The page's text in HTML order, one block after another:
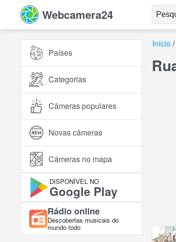
Webcamera24
Países
Categorias
Câmeras populares
Novas câmeras
Câmeras no mapa
DISPONÍVEL NO
Google Play
Rádio online
Descobertas musicais do
mundo todo
Início